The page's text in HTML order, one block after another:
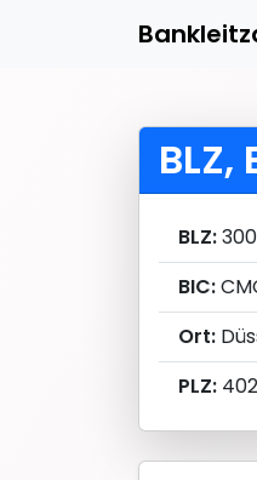
BLZ,
BLZ:
BIC:
Ort:
PLZ: